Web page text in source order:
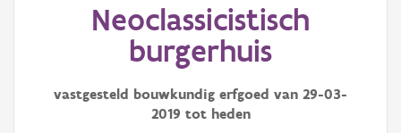
Waarneming
Neoclassicistisch
burgerhuis
vastgesteld bouwkundig erfgoed van 29-03-
2019 tot heden